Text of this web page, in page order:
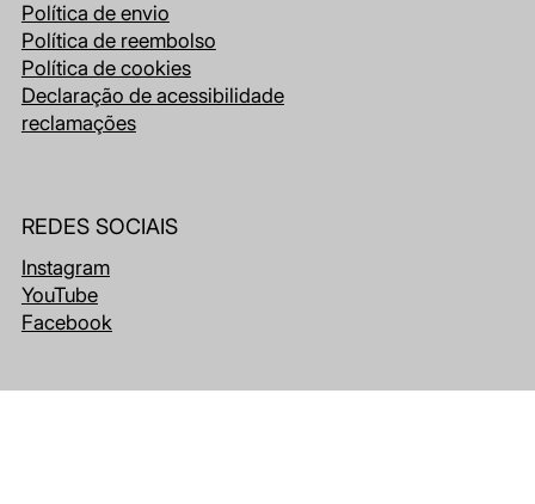
Política de envio
Política de reembolso
Política de cookies
Declaração de acessibilidade
reclamações
REDES SOCIAIS
Instagram
YouTube
Facebook